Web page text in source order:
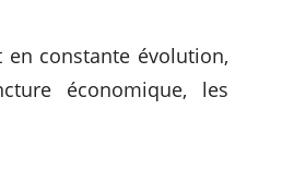
constante évolution,
économique, les